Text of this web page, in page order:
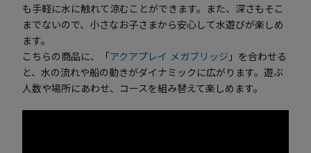
も手軽に水に触れて涼むことができます。また、深さもそこ
までないので、小さなお子さまから安心して水遊びが楽しめ
ます。
こちらの商品に、「アクアプレイ メガブリッジ 」を合わせる
と、水の流れや船の動きがダイナミックに広がります。遊ぶ
人数や場所にあわせ、コースを組み替えて楽しめます。